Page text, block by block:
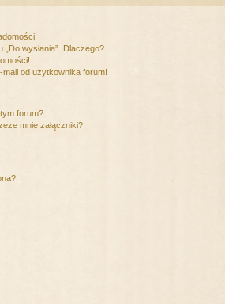
wysłania”. Dlaczego?
mail od użytkownika forum!
forum?
mnie załączniki?